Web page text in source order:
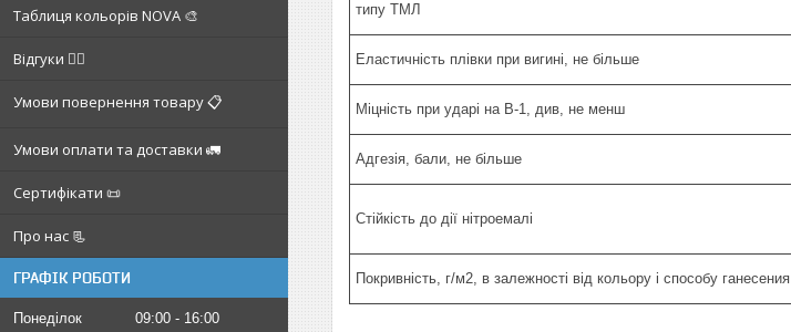
Таблиця кольорів NOVA 🎨
Відгуки ✍🏼
Умови повернення товару 📋
Умови оплати та доставки 🚛
Сертифікати 📜
Про нас 📃
ГРАФІК РОБОТИ
Понеділок 09:00
16:00
типу ТМЛ
Еластичність плівки при вигині, не більше
Міцність при ударі на В-1, див, не менш
Адгезія, бали, не більше
Стійкість до дії нітроемалі
Покривність, г/м2, в залежності від кольору і способу ганесения